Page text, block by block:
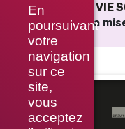
En
poursuivant
votre
navigation
sur ce
site,
vous
acceptez
JE MÈNE UNE VIE
Assistante à la